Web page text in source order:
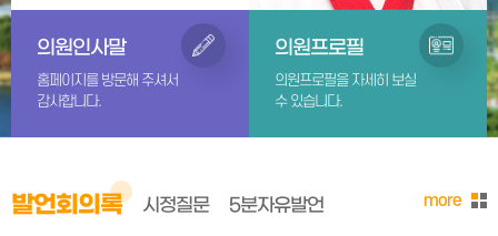
의원인사말
홈페이지를 방문해 주셔서
감사합니다.
의원프로필
의원프로필을 자세히 보실
수 있습니다.
발언회의록 more
시정질문 5분자유발언